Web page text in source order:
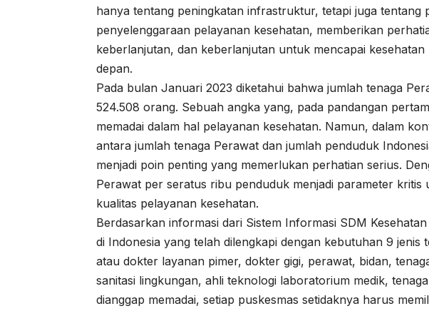
hanya tentang peningkatan infrastruktur, tetapi juga tentang
penyelenggaraan pelayanan kesehatan, memberikan
keberlanjutan, dan keberlanjutan untuk mencapai
depan.
Pada bulan Januari 2023 diketahui bahwa jumlah tenaga
524.508 orang. Sebuah angka yang, pada pandangan
memadai dalam hal pelayanan kesehatan. Namun, dalam
antara jumlah tenaga Perawat dan jumlah penduduk
menjadi poin penting yang memerlukan perhatian serius.
Perawat per seratus ribu penduduk menjadi parameter kritis
kualitas pelayanan kesehatan.
Berdasarkan informasi dari Sistem Informasi SDM
di Indonesia yang telah dilengkapi dengan kebutuhan 9
atau dokter layanan pimer, dokter gigi, perawat, bidan,
sanitasi lingkungan, ahli teknologi laboratorium medik,
dianggap memadai, setiap puskesmas setidaknya harus